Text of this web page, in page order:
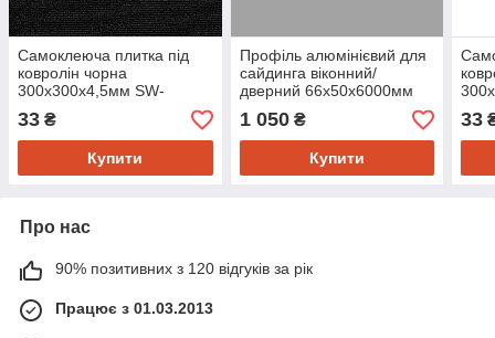
Самоклеюча плитка під
ковролін чорна
300х300х4,5мм SW-
00001423
33 ₴
Купити
Профіль алюмінієвий для
сайдинга віконний/
дверний 66х50х6000мм
SW-00001724
1 050₴
Купити
33
Про нас
90% позитивних з 120 відгуків за рік
Працює з 01.03.2013